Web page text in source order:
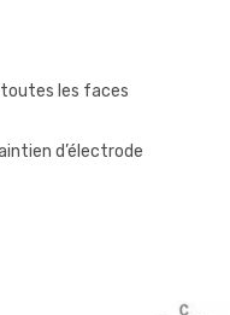
les faces
d’électrode